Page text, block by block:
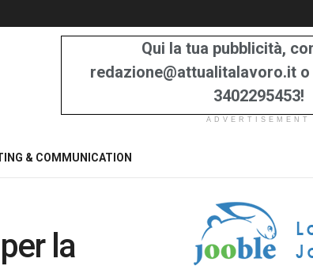
Qui la tua pubblicità,
redazione@attualitalavoro.it o
3402295453!
ADVERTISEMENT
& COMMUNICATION
la